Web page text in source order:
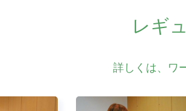
レギ
詳しくは、 ワ